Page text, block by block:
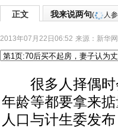
正文 我来说两句( 人
2013年07月22日06:52 来源： 新华网
很多人择偶时
年龄等都要拿来
人口与计生委发